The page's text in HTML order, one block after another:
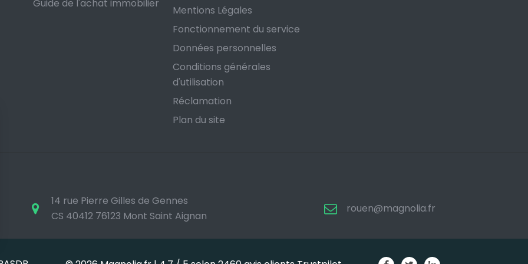
Guide de l'achat immobilier
Mentions Légales
Fonctionnement du service
Données personnelles
Conditions générales
d'utilisation
Réclamation
Plan du site
14 rue Pierre Gilles de Gennes
CS 40412 76123 Mont Saint Aignan
rouen@magnolia.fr